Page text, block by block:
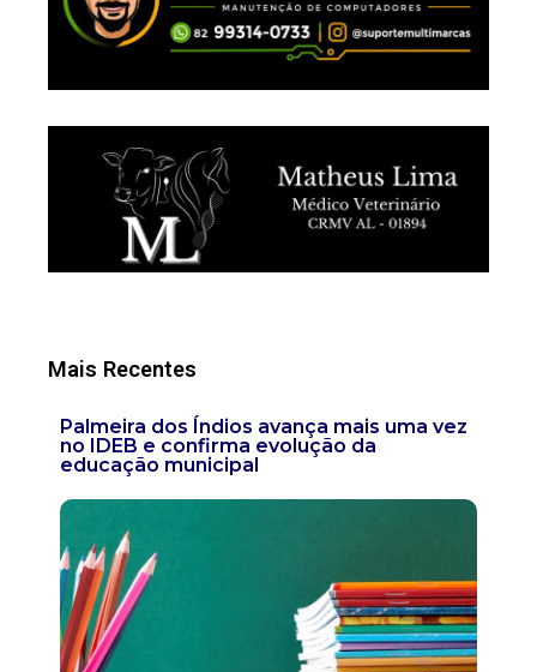
Mais Recentes
Palmeira dos Índios avança mais uma vez
no IDEB e confirma evolução da
educação municipal